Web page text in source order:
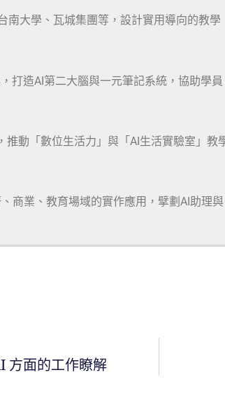
南大學、瓦城集團等，設計實用導向的教學
打造AI第二大腦與一元筆記系統，協助學員
動「數位生活力」與「AI生活實驗室」教
商業、教育場域的實作應用，擘劃AI助理與
方面的工作瞭解